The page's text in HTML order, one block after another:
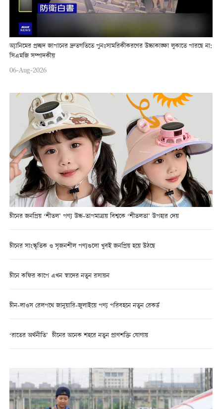
অ্যানিমের প্রচ্ছদ জাপানের দ্রুতগতিতে পুনঃসামরিকীকরণের উচ্চাকাঙ্ক্ষা লুকাতে পারছে না:
সিএমজি সম্পাদকীয়
06-Aug-2026
চীনের জনপ্রিয় ‘শীতল’ পণ্য উচ্চ-তাপমাত্রায় বিশ্বকে ‘শীতলতা’ উপহার দেয়
চীনের সাংস্কৃতিক ও সৃজনশীল পণ্যগুলো খুবই জনপ্রিয় হয়ে উঠছে
চীনে কফির কাপে এখন স্বাদের নতুন রসায়ন
চীন-লাওস রেলপথে জানুয়ারি-জুলাইয়ে পণ্য পরিবহনে নতুন রেকর্ড
‘রাতের অর্থনীতি’ চীনের অনেক শহরে নতুন প্রাণশক্তি যোগায়